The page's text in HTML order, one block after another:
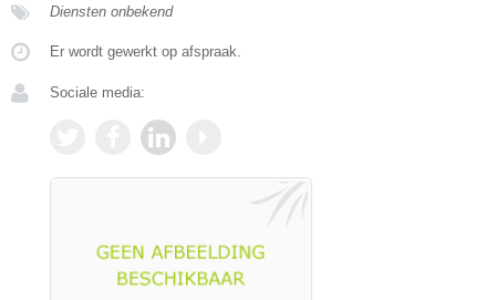
Diensten onbekend
Er wordt gewerkt op afspraak.
Sociale media: